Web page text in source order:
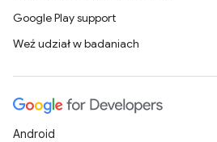
Google Play support
Weź udział w badaniach
Android